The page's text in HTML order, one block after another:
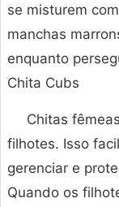
se misturem
manchas
enquanto
Chita Cubs
Chitas
filhotes. Isso
gerenciar e
Quando os